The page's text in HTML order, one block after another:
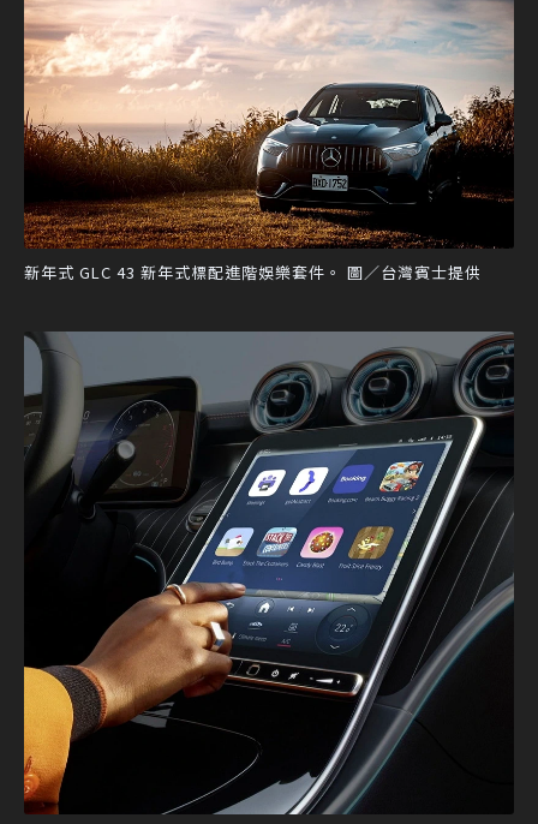
新年式 GLC 43 新年式標配進階娛樂套件。 圖／台灣賓士提供